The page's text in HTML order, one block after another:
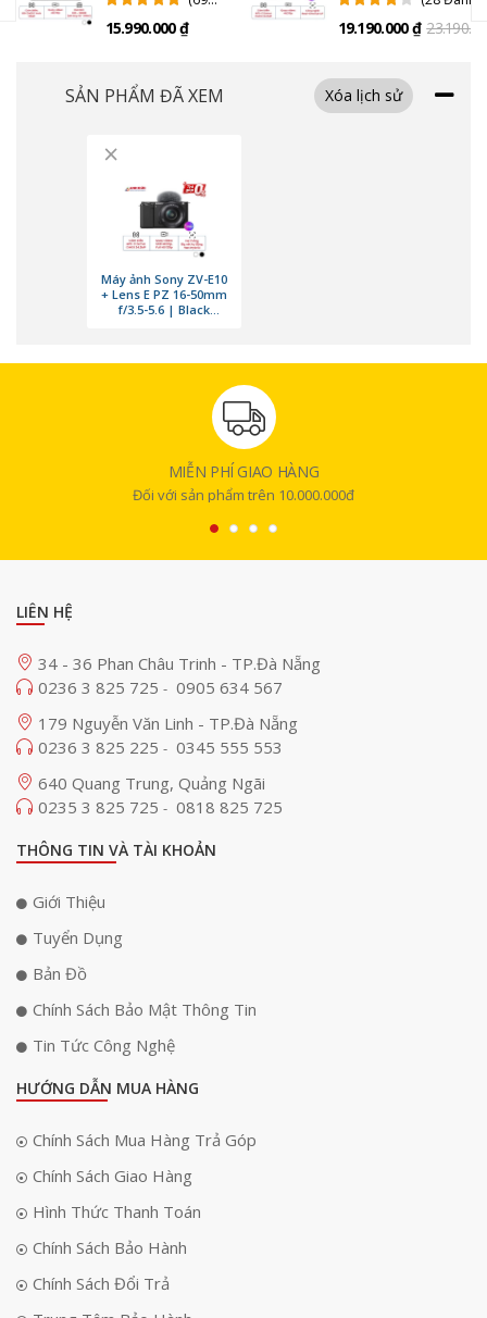
Cảm biến APS-C Exmor CMOS 24.2MP
giải là 24.2MP. Kích thước cảm biến lớn hơn gấp 10 lần so với cảm biến
1/2.3 inch thông thường giúp máy ảnh có khả năng ghi nhận nhiều ánh
trội.
hiệu ứng bokeh xóa phông tự nhiên tuyệt đẹp.
điểm lấy nét theo pha (PDAF),được bố trí nằm dày đặc bên trên khung
hình (độ bao phủ chiếm khoảng 84%). Nhờ đó mà
nhanh và cực kỳ chính xác, rất có lợi khi bạn phải chụp các đối tượng
chuyển động nhanh.
Giá)
15.990.000 ₫
Black (Chính hãng)
19.190.000 ₫
SẢN PHẨM ĐÃ XEM Xóa lịch sử
×
Máy ảnh Sony ZV-E10
+ Lens E PZ 16-50mm
f/3.5-5.6 | Black
MIỄN PHÍ GIAO HÀNG
Đối với sản phẩm trên 10.000.000đ
LIÊN HỆ
34 - 36 Phan Châu Trinh - TP.Đà Nẵng
0236 3 825 725 - 0905 634 567
179 Nguyễn Văn Linh - TP.Đà Nẵng
0236 3 825 225 - 0345 555 553
640 Quang Trung, Quảng Ngãi
0235 3 825 725 - 0818 825 725
THÔNG TIN VÀ TÀI KHOẢN
Giới Thiệu
Tuyển Dụng
Bản Đồ
Chính Sách Bảo Mật Thông Tin
Tin Tức Công Nghệ
HƯỚNG DẪN MUA HÀNG
Chính Sách Mua Hàng Trả Góp
Chính Sách Giao Hàng
Hình Thức Thanh Toán
Chính Sách Bảo Hành
Chính Sách Đổi Trả